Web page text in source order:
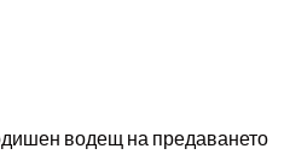
водещ на предаването